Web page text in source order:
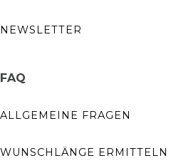
NEWSLETTER
FAQ
ALLGEMEINE FRAGEN
WUNSCHLÄNGE ERMITTELN